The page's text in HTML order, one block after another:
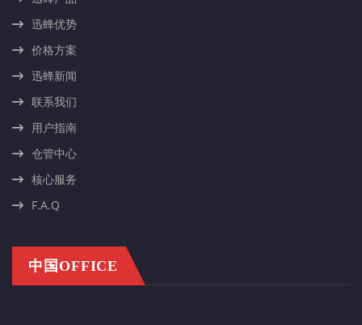
迅蜂优势
价格方案
迅蜂新闻
联系我们
用户指南
仓管中心
核心服务
F.A.Q
中国OFFICE